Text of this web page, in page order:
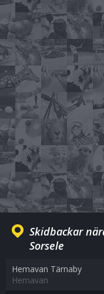
Skidbackar
Sorsele
Hemavan Tärnaby
Hemavan